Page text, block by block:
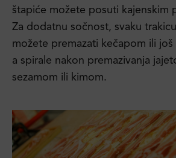
štapiće možete posuti kajenskim
Za dodatnu sočnost, svaku
možete premazati kečapom ili
a spirale nakon premazivanja
sezamom ili kimom.